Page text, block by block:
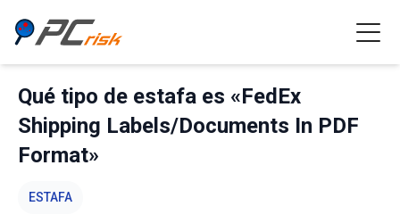
Qué tipo de estafa es «FedEx
Shipping Labels/Documents In PDF
Format»
ESTAFA